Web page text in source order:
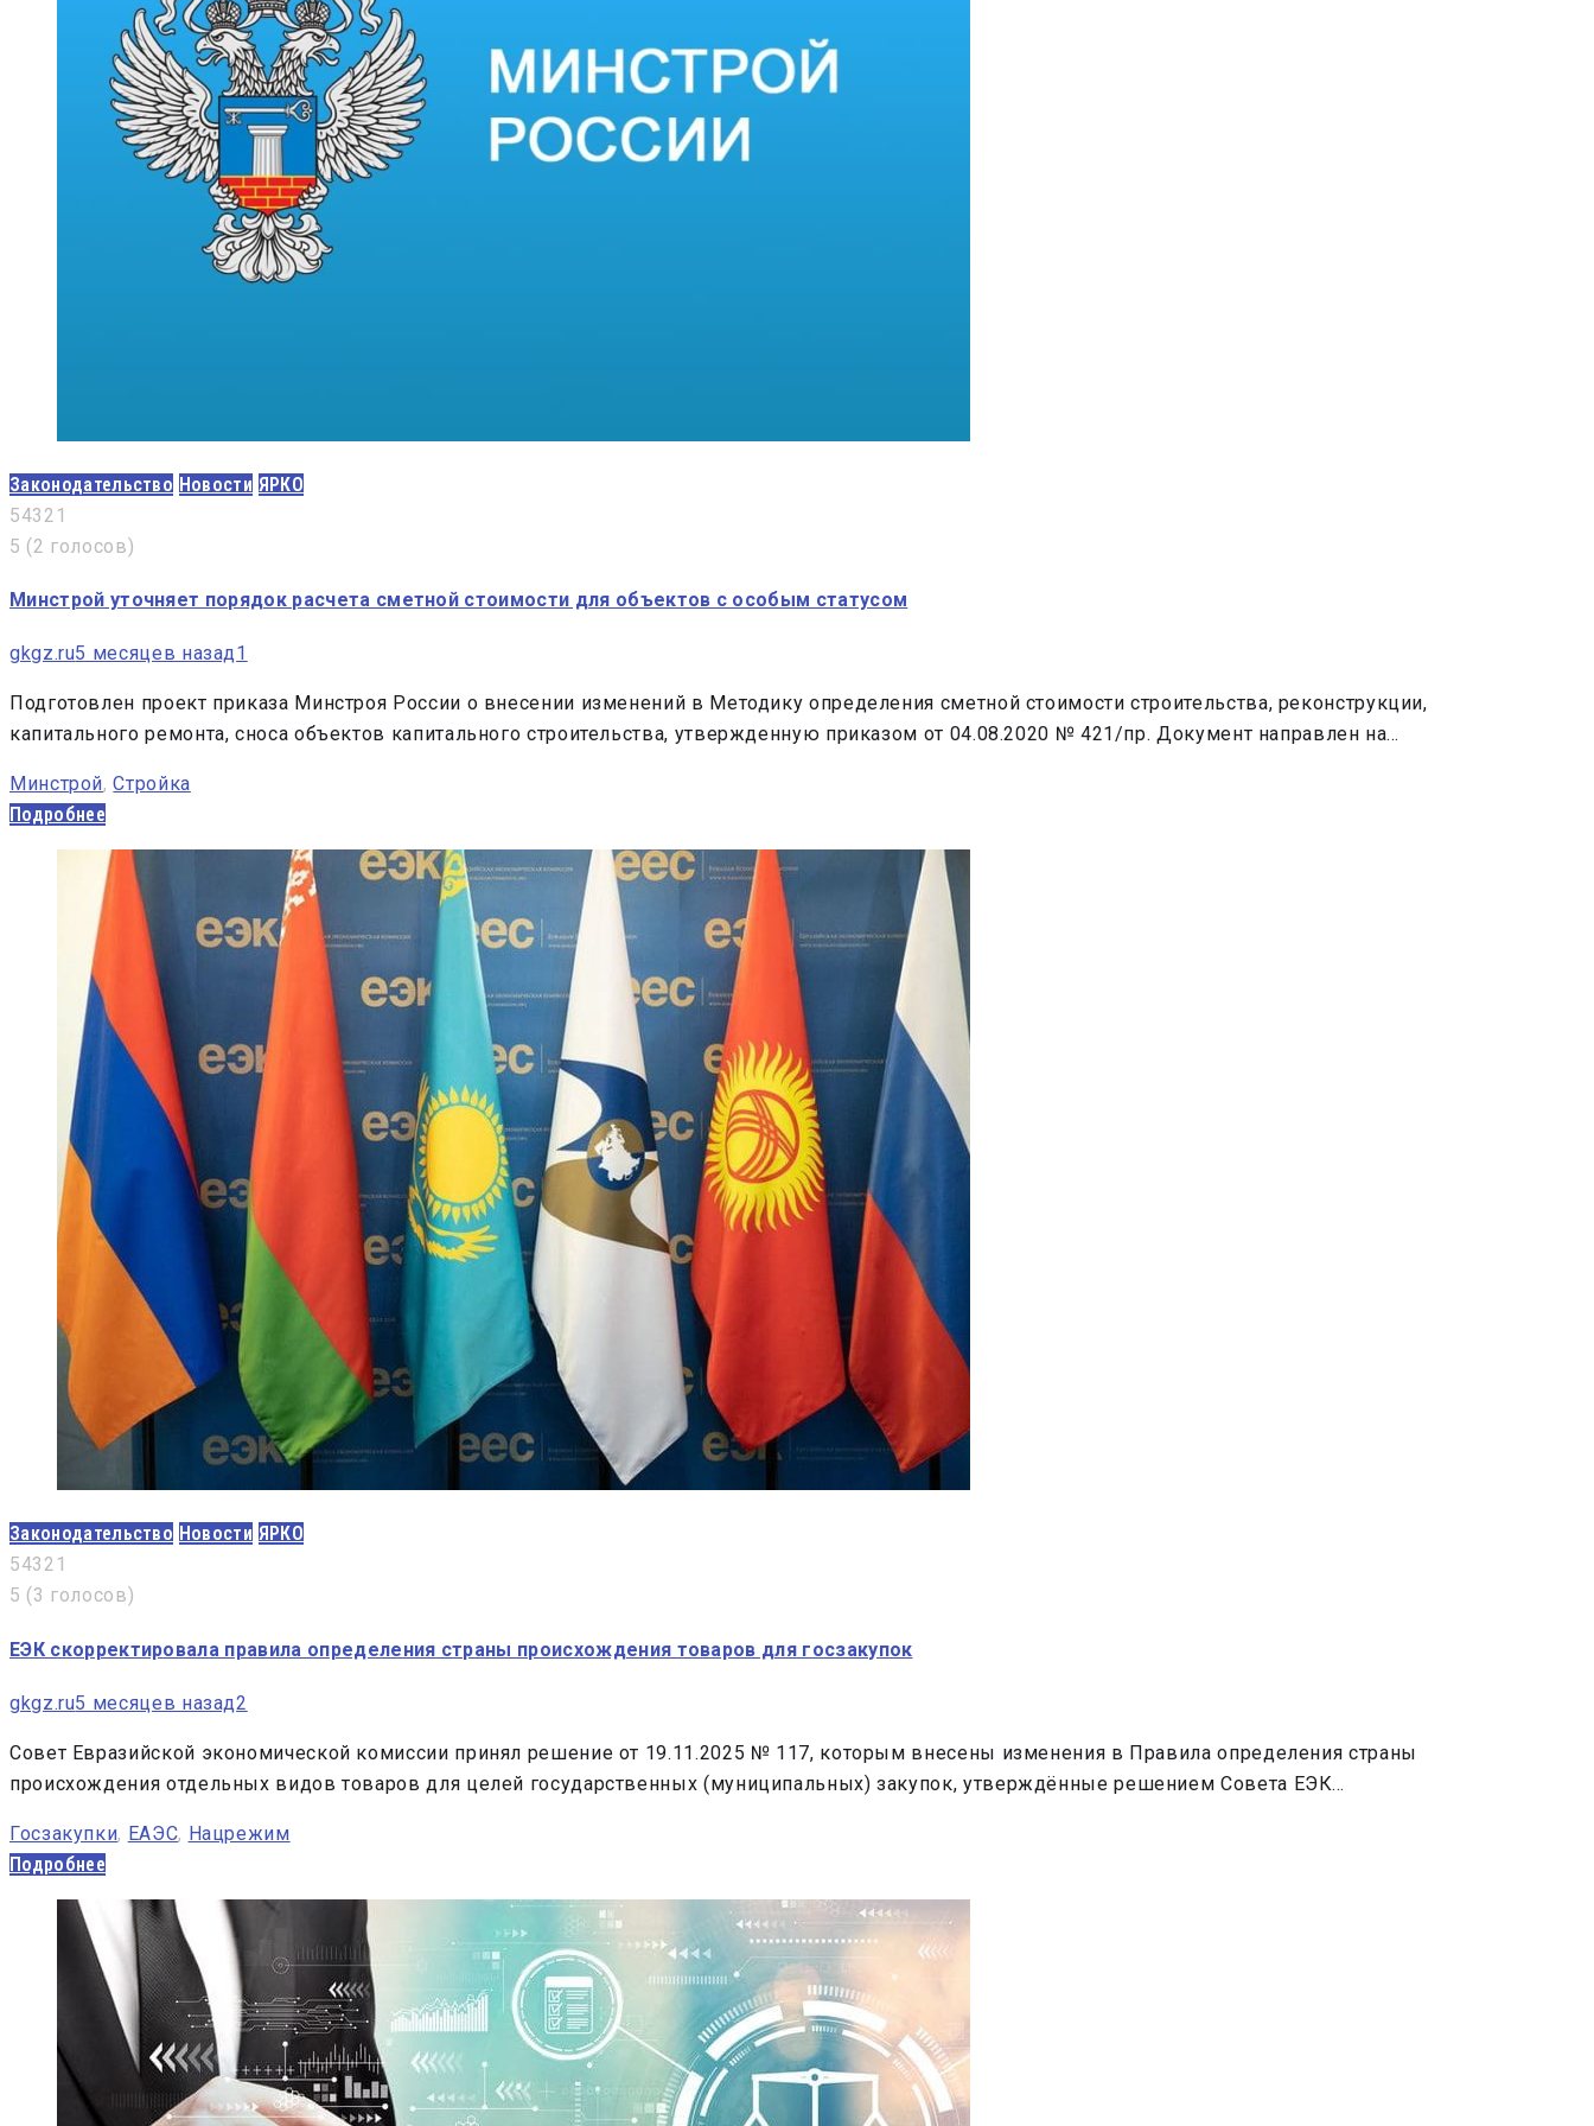
Законодательство Новости ЯРКО
543 2 1
5 (2 голосов)
Минстрой уточняет порядок расчета сметной стоимости для объектов с особым статусом
gkgz.ru5 месяцев назад1
Подготовлен проект приказа Минстроя России о внесении изменений в Методику определения сметной стоимости строительства, реконструкции,
капитального ремонта, сноса объектов капитального строительства, утвержденную приказом от 04.08.2020 № 421/пр. Документ направлен на…
Минстрой,Стройка
Подробнее
Законодательство Новости ЯРКО
543 2 1
5 (3 голосов)
ЕЭК скорректировала правила определения страны происхождения товаров для госзакупок
gkgz.ru5 месяцев назад2
Совет Евразийской экономической комиссии принял решение от 19.11.2025 № 117, которым внесены изменения в Правила определения страны
происхождения отдельных видов товаров для целей государственных (муниципальных) закупок, утверждённые решением Совета ЕЭК…
Госзакупки, ЕАЭС, Нацрежим
Подробнее